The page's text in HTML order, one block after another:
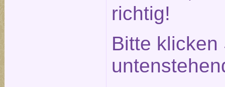
richtig!
Bitte